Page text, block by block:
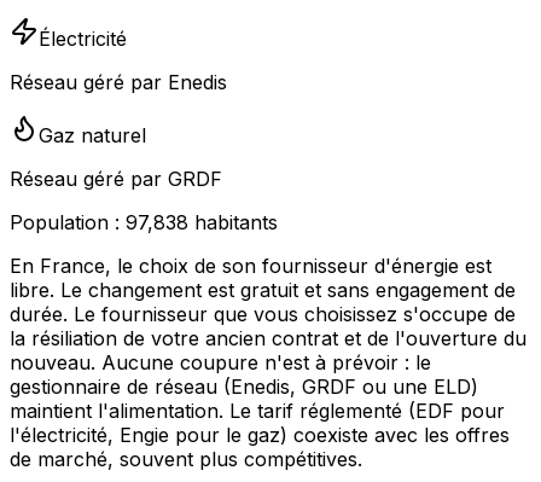
Électricité
Réseau géré par Enedis
Gaz naturel
Réseau géré par GRDF
Population : 97,838 habitants
En France, le choix de son fournisseur d'énergie est
libre. Le changement est gratuit et sans engagement de
durée. Le fournisseur que vous choisissez s'occupe de
la résiliation de votre ancien contrat et de l'ouverture du
nouveau. Aucune coupure n'est à prévoir : le
gestionnaire de réseau (Enedis, GRDF ou une ELD)
maintient l'alimentation. Le tarif réglementé (EDF pour
l'électricité, Engie pour le gaz) coexiste avec les offres
de marché, souvent plus compétitives.